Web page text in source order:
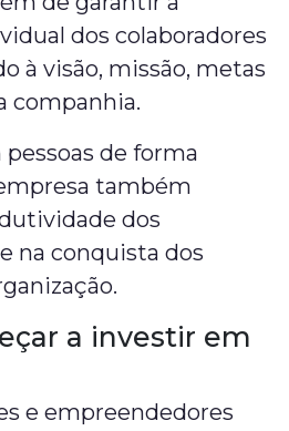
dos colaboradores
à visão, missão, metas
companhia.
de forma
também
dos
na conquista dos
a investir em
e empreendedores